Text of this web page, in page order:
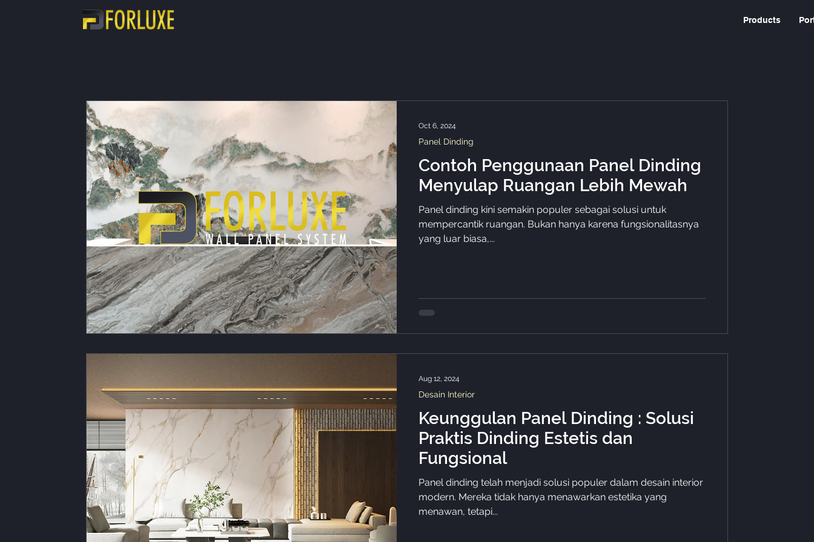
Products
Contoh Penggunaan Panel Dinding
Menyulap Ruangan Lebih Mewah
Panel dinding kini semakin populer sebagai solusi untuk
mempercantik ruangan. Bukan hanya karena fungsionalitasnya
yang luar biasa,...
Panel Dinding
Oct 6, 2024
Keunggulan Panel Dinding : Solusi
Praktis Dinding Estetis dan
Fungsional
Panel dinding telah menjadi solusi populer dalam desain interior
modern. Mereka tidak hanya menawarkan estetika yang
menawan, tetapi...
Desain Interior
Aug 12, 2024